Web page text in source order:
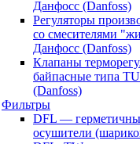
Данфосс (Danfoss)
Регуляторы
со смесителями
Данфосс (Danfoss)
Клапаны
байпасные типа
(Danfoss)
Фильтры
DFL —
осушители